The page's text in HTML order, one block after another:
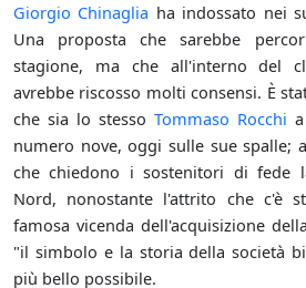
Giorgio Chinaglia ha indossato nei
Una proposta che sarebbe
stagione, ma che all'interno del
avrebbe riscosso molti consensi. È
che sia lo stesso Tommaso Rocchi
numero nove, oggi sulle sue spalle;
che chiedono i sostenitori di fede
Nord, nonostante l'attrito che c'è
famosa vicenda dell'acquisizione
"il simbolo e la storia della società
più bello possibile.